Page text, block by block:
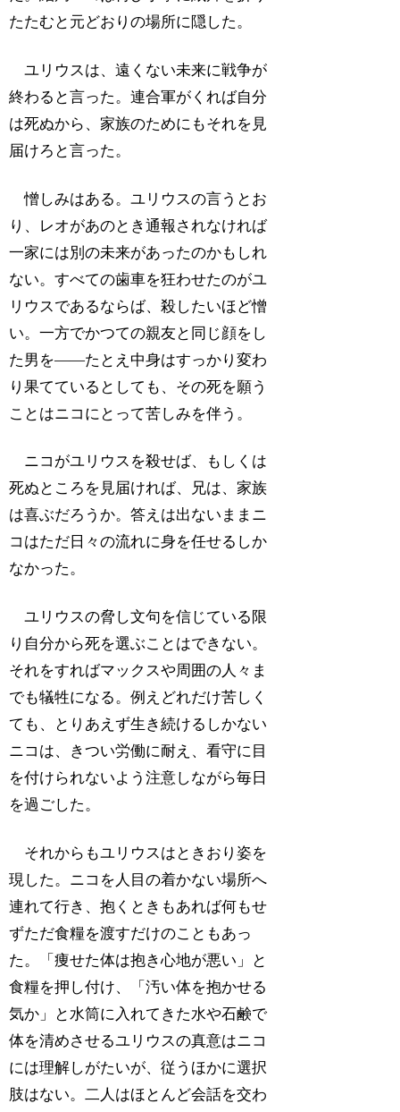
たたむと元どおりの場所に隠した。
ユリウスは、遠くない未来に戦争が
終わると言った。連合軍がくれば自分
は死ぬから、家族のためにもそれを見
届けろと言った。
憎しみはある。ユリウスの言うとお
り、レオがあのとき通報されなければ
一家には別の未来があったのかもしれ
ない。すべての歯車を狂わせたのがユ
リウスであるならば、殺したいほど憎
い。一方でかつての親友と同じ顔をし
た男を――たとえ中身はすっかり変わ
り果てているとしても、その死を願う
ことはニコにとって苦しみを伴う。
ニコがユリウスを殺せば、もしくは
死ぬところを見届ければ、兄は、家族
は喜ぶだろうか。答えは出ないままニ
コはただ日々の流れに身を任せるしか
なかった。
ユリウスの脅し文句を信じている限
り自分から死を選ぶことはできない。
それをすればマックスや周囲の人々ま
でも犠牲になる。例えどれだけ苦しく
ても、とりあえず生き続けるしかない
ニコは、きつい労働に耐え、看守に目
を付けられないよう注意しながら毎日
を過ごした。
それからもユリウスはときおり姿を
現した。ニコを人目の着かない場所へ
連れて行き、抱くときもあれば何もせ
ずただ食糧を渡すだけのこともあっ
た。「痩せた体は抱き心地が悪い」と
食糧を押し付け、「汚い体を抱かせる
気か」と水筒に入れてきた水や石鹸で
体を清めさせるユリウスの真意はニコ
には理解しがたいが、従うほかに選択
肢はない。二人はほとんど会話を交わ